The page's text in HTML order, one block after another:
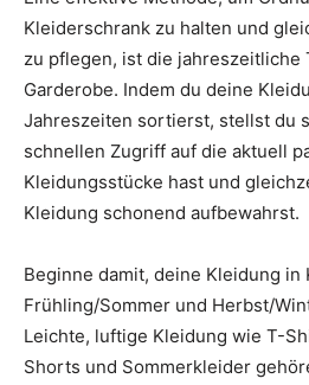
Kleiderschrank zu halten und
zu pflegen, ist die jahreszeitliche
Garderobe. Indem du deine
Jahreszeiten sortierst, stellst du
schnellen Zugriff auf die aktuell
Kleidungsstücke hast und
Kleidung schonend aufbewahrst.
Beginne damit, deine Kleidung in
Frühling/Sommer und Herbst/
Leichte, luftige Kleidung wie T-
Shorts und Sommerkleider